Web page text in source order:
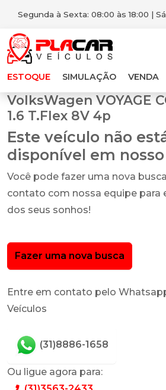
Segunda à Sexta: 08:00 às 18:00 |
ESTOQUE SIMULAÇÃO VENDA
VolksWagen VOYAGE
1.6 T.Flex 8V 4p
Este veículo não
disponível em
Você pode fazer uma nova
contato com nossa equipe para
dos seus sonhos!
Fazer uma nova busca
Entre em contato pelo
Veículos
(31)8886-1658
Ou ligue agora para: